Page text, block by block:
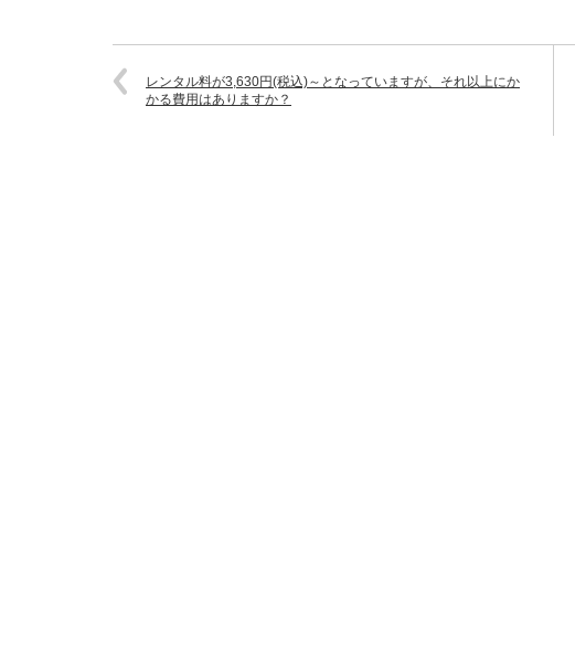
レンタル料が3,630円(税込)～となっていますが、それ以上にか
かる費用はありますか？